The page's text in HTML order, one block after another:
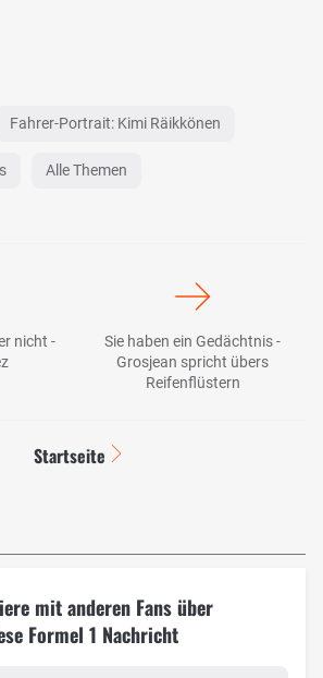
Fahrer-Portrait: Kimi Räikkönen
Alle Themen
nicht -
Sie haben ein Gedächtnis -
Grosjean spricht übers
Reifenflüstern
Startseite
mit anderen Fans über
Formel 1 Nachricht